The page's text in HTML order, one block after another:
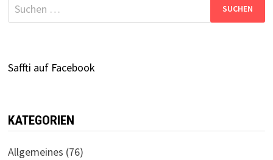
nach:
Saffti auf Facebook
KATEGORIEN
Allgemeines (76)